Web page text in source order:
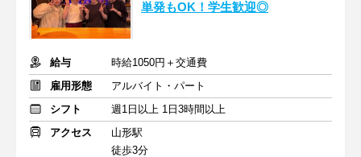
単発もOK！学生歓迎◎
給与
時給1050円＋交通費
雇用形態
アルバイト・パート
シフト
週1日以上 1日3時間以上
アクセス
山形駅
徒歩3分